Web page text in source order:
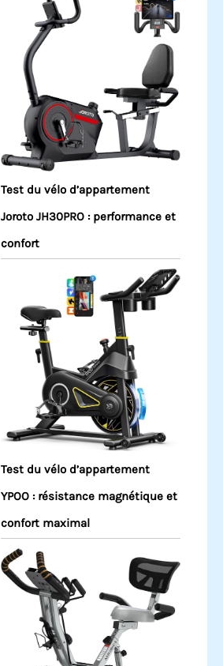
Test du vélo d’appartement
Joroto JH30PRO : performance et
confort
Test du vélo d’appartement
YPOO : résistance magnétique et
confort maximal